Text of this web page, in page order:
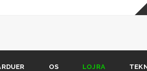
i shkarkimit nuk është në
OS LOJRA